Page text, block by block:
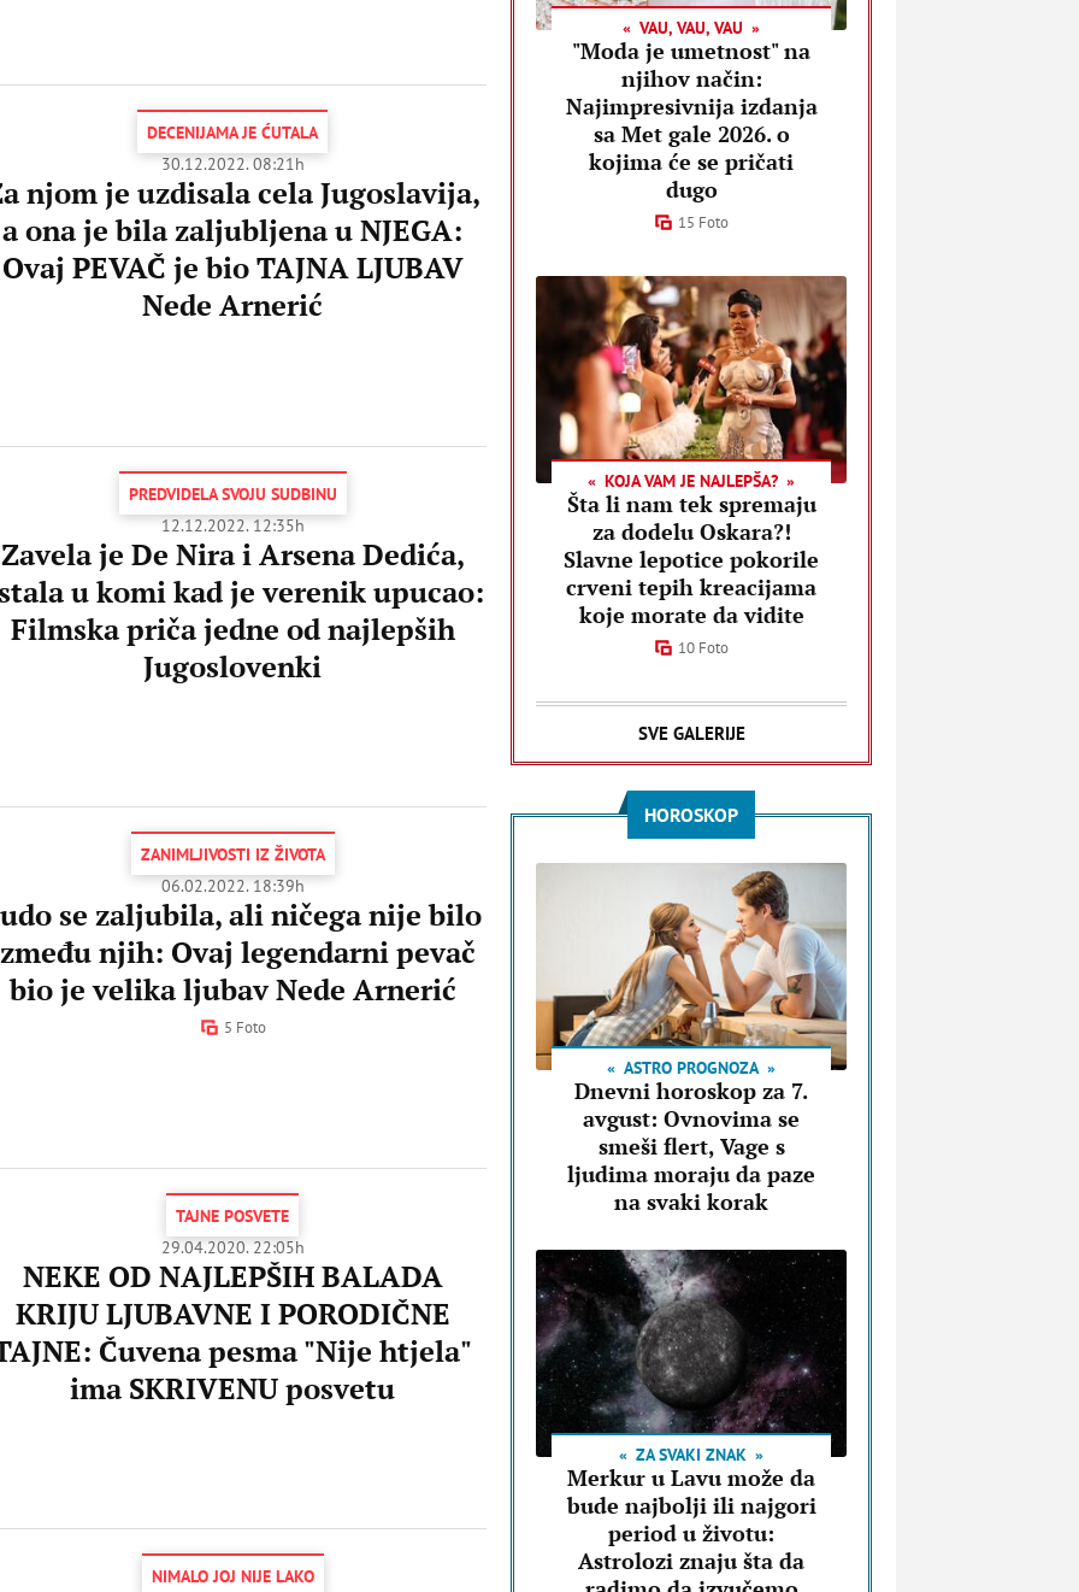
DECENIJAMA JE ĆUTALA
30.12.2022. 08:21h
njom je uzdisala cela Jugoslavija,
a ona je bila zaljubljena u NJEGA:
Ovaj PEVAČ je bio TAJNA LJUBAV
Nede Arnerić
PREDVIDELA SVOJU SUDBINU
12.12.2022. 12:35h
Zavela je De Nira i Arsena Dedića,
u komi kad je verenik upucao:
Filmska priča jedne od najlepših
Jugoslovenki
ZANIMLJIVOSTI IZ ŽIVOTA
06.02.2022. 18:39h
se zaljubila, ali ničega nije bilo
njih: Ovaj legendarni pevač
bio je velika ljubav Nede Arnerić
5 Foto
TAJNE POSVETE
29.04.2020. 22:05h
NEKE OD NAJLEPŠIH BALADA
KRIJU LJUBAVNE I PORODIČNE
Čuvena pesma "Nije htjela"
ima SKRIVENU posvetu
NIMALO JOJ NIJE LAKO
VAU, VAU, VAU
"Moda je umetnost" na
njihov način:
Najimpresivnija izdanja
sa Met gale 2026. o
kojima će se pričati
dugo
15 Foto
KOJA VAM JE NAJLEPŠA?
Šta li nam tek spremaju
za dodelu Oskara?!
Slavne lepotice pokorile
crveni tepih kreacijama
koje morate da vidite
10 Foto
SVE GALERIJE
HOROSKOP
ASTRO PROGNOZA
Dnevni horoskop za 7.
avgust: Ovnovima se
smeši flert, Vage s
ljudima moraju da paze
na svaki korak
ZA SVAKI ZNAK
Merkur u Lavu može da
bude najbolji ili najgori
period u životu:
Astrolozi znaju šta da